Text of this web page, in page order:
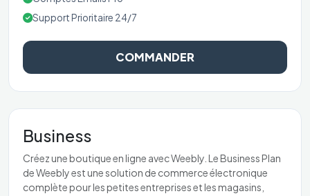
Support Prioritaire 24/7
COMMANDER
Business
Créez une boutique en ligne avec Weebly. Le Business Plan
de Weebly est une solution de commerce électronique
complète pour les petites entreprises et les magasins,